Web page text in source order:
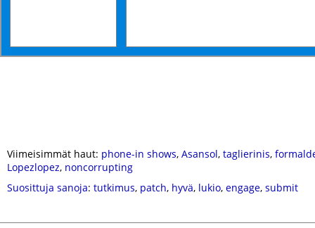
Viimeisimmät haut: phone-in shows, Asansol, taglierinis,
Lopezlopez, noncorrupting
Suosittuja sanoja: tutkimus, patch, hyvä, lukio, engage, submit